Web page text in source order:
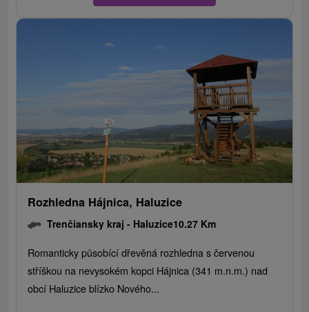
Rozhledna Hájnica, Haluzice
Trenčiansky kraj - Haluzice10.27 Km
Romanticky působící dřevěná rozhledna s červenou
stříškou na nevysokém kopci Hájnica (341 m.n.m.) nad
obcí Haluzice blízko Nového...